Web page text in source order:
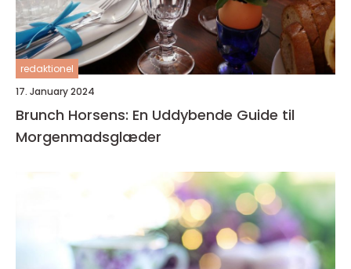
redaktionel
17. January 2024
Brunch Horsens: En Uddybende Guide til
Morgenmadsglæder